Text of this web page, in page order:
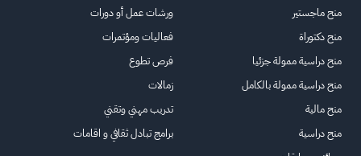
منح ماجستير
منح دكتوراة
منح دراسية ممولة جزئيا
منح دراسية ممولة بالكامل
منح مالية
منح دراسية
ورشات عمل أو دورات
فعاليات ومؤتمرات
فرص تطوع
زمالات
تدريب مهني وتقني
برامج تبادل ثقافي و اقامات